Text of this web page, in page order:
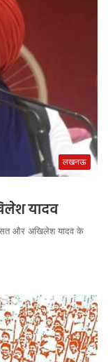
लखनऊ
यादव
और अखिलेश यादव के